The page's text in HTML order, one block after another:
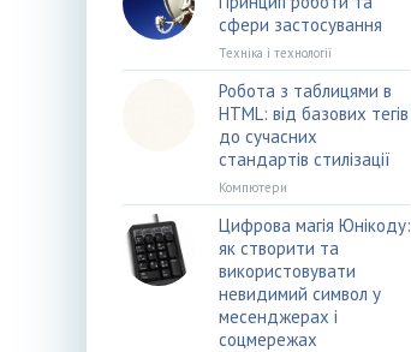
сфери застосування
Техніка і технології
Робота з таблицями в
HTML: від базових тегів
до сучасних
стандартів стилізації
Компютери
Цифрова магія Юнікоду:
як створити та
використовувати
невидимий символ у
месенджерах і
соцмережах